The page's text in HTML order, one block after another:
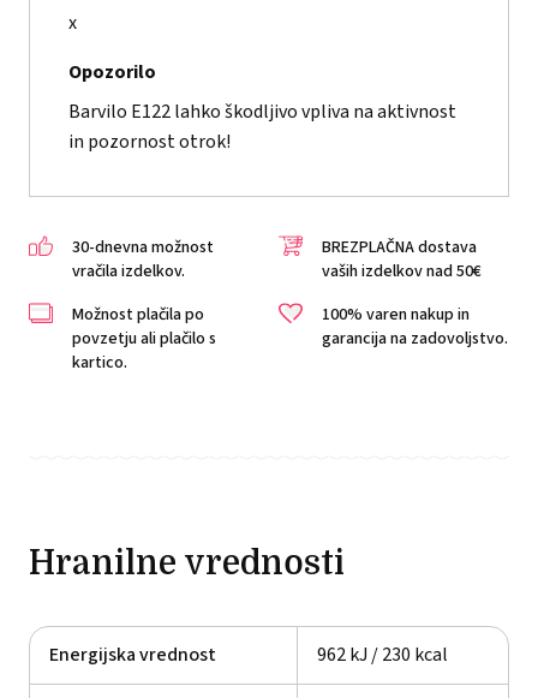
x
Opozorilo
Barvilo E122 lahko škodljivo vpliva na aktivnost
in pozornost otrok!
30-dnevna možnost
vračila izdelkov.
BREZPLAČNA dostava
vaših izdelkov nad 50€
Možnost plačila po
povzetju ali plačilo s
kartico.
100% varen nakup in
garancija na zadovoljstvo.
Hranilne vrednosti
Energijska vrednost 962 kJ / 230 kcal